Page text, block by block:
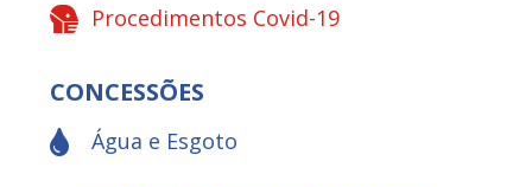
Procedimentos Covid-19
CONCESSÕES
Água e Esgoto